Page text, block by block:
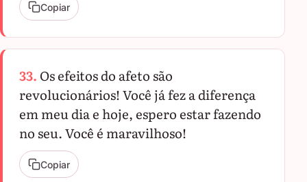
Copiar
33. Os efeitos do afeto são
revolucionários! Você já fez a diferença
em meu dia e hoje, espero estar fazendo
no seu. Você é maravilhoso!
Copiar